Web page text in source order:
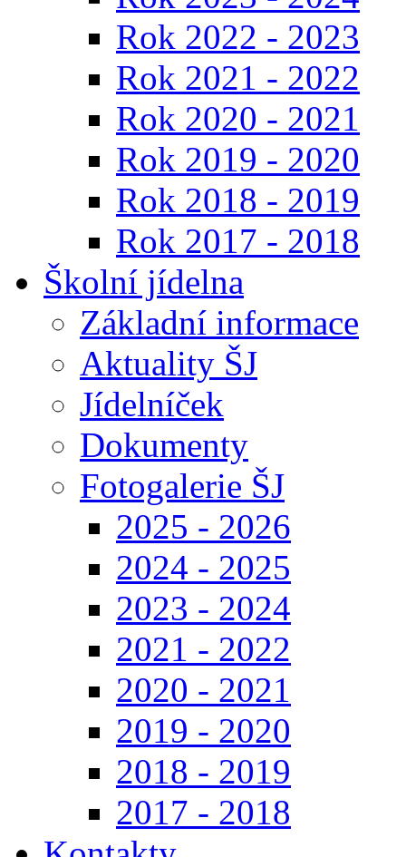
Rok 2022 - 2023
Rok 2021 - 2022
Rok 2020 - 2021
Rok 2019 - 2020
Rok 2018 - 2019
Rok 2017 - 2018
Školní jídelna
Základní informace
Aktuality ŠJ
Jídelníček
Dokumenty
Fotogalerie ŠJ
2025 - 2026
2024 - 2025
2023 - 2024
2021 - 2022
2020 - 2021
2019 - 2020
2018 - 2019
2017 - 2018